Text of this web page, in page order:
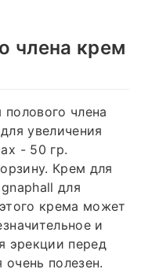
члена крем
члена
увеличения
- 50 гр.
Крем для
для
крема может
и
эрекции перед
полезен.